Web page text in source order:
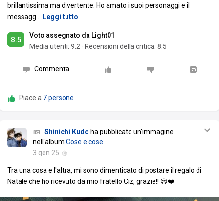
brillantissima ma divertente. Ho amato i suoi personaggi e il
messagg… Leggi tutto
8.5
Voto assegnato da Light01
Media utenti: 9.2 · Recensioni della critica: 8.5
Commenta
Piace a 7 persone
Shinichi Kudo ha pubblicato un'immagine
nell'album Cose e cose
3 gen 25
Tra una cosa e l'altra, mi sono dimenticato di postare il regalo di
Natale che ho ricevuto da mio fratello Ciz, grazie!! 😢❤️